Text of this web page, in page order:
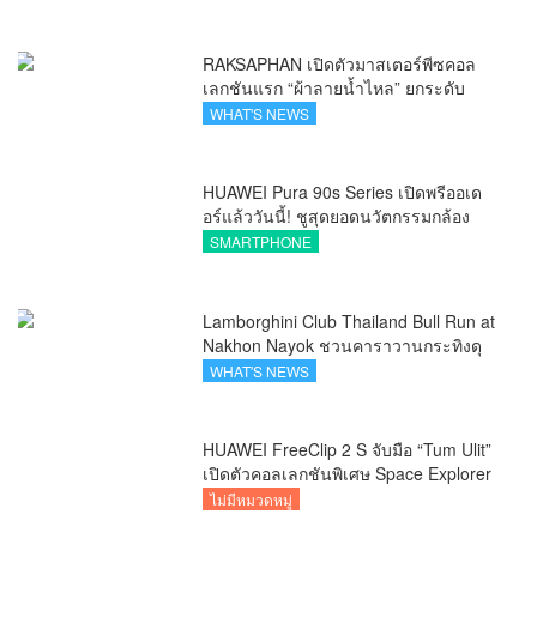
RAKSAPHAN เปิดตัวมาสเตอร์พีซคอล
เลกชันแรก “ผ้าลายน้ำไหล” ยกระดับ
ภูมิปัญญาท้องถิ่นสู่งานศิลป์ระดับสากล
WHAT'S NEWS
HUAWEI Pura 90s Series เปิดพรีออเด
อร์แล้ววันนี้! ชูสุดยอดนวัตกรรมกล้อง
พร้อม AI อัจฉริยะและ 5G Advanced
SMARTPHONE
Lamborghini Club Thailand Bull Run at
Nakhon Nayok ชวนคาราวานกระทิงดุ
สัมผัสธรรมชาติเมืองรอง ณ นครนายก
WHAT'S NEWS
HUAWEI FreeClip 2 S จับมือ “Tum Ulit”
เปิดตัวคอลเลกชันพิเศษ Space Explorer
ถ่ายทอดศิลปะบนเคสหูฟัง
ไม่มีหมวดหมู่